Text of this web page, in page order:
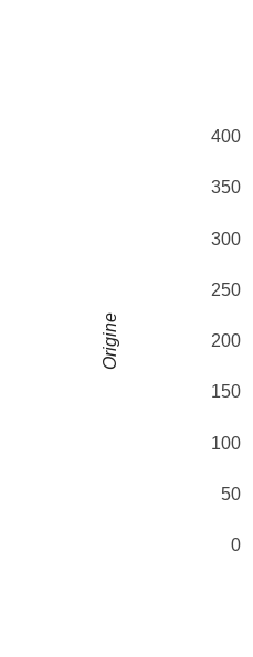
0
50
100
150
200
250
300
350
400
Origine